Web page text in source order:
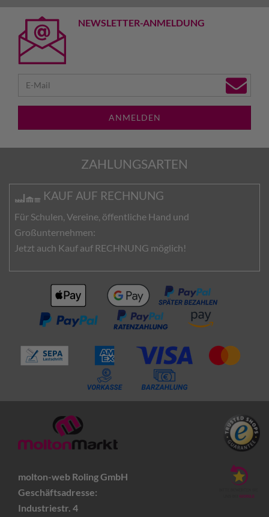
NEWSLETTER-ANMELDUNG
ANMELDEN
ZAHLUNGSARTEN
KAUF AUF RECHNUNG
Für Schulen, Vereine, öffentliche Hand und
Großunternehmen:
Jetzt auch Kauf auf RECHNUNG möglich!
molton-web Roling GmbH
Geschäftsadresse:
Industriestr. 4